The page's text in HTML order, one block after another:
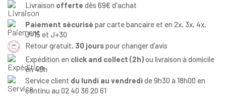
Livraison offerte dès 69€ d'achat
Paiement sécurisé par carte bancaire et en 2x, 3x, 4x,
J+15 et J+30
Retour gratuit, 30 jourspour changer d’avis
Expédition en click and collect (2h)ou livraison à domicile
en 48h
Service client du lundi au vendredi de 9h30 à 18h00 en
continu au 02 40 36 20 61